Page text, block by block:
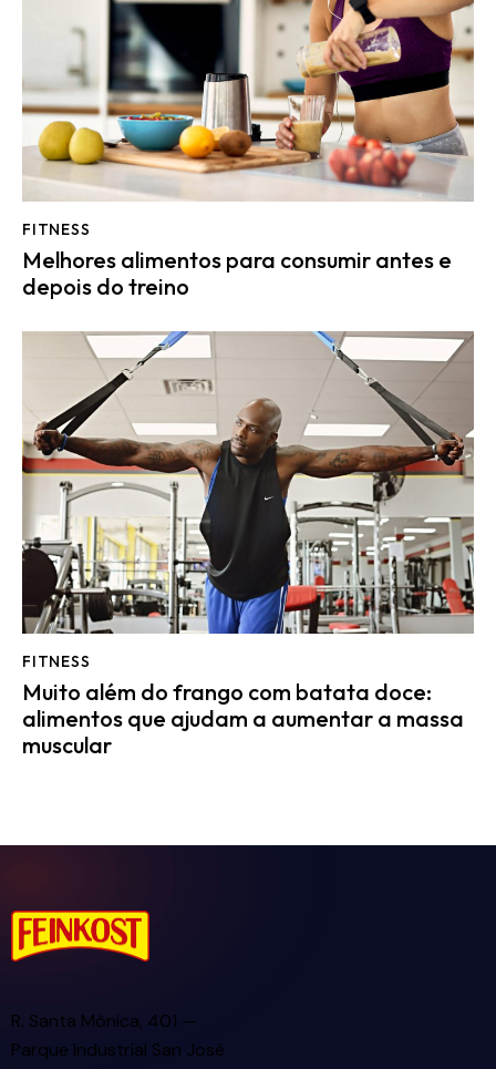
FITNESS
Melhores alimentos para consumir antes e
depois do treino
FITNESS
Muito além do frango com batata doce:
alimentos que ajudam a aumentar a massa
muscular
R. Santa Mônica, 401 —
Parque Industrial San José